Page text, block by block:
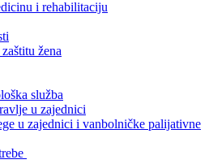
i rehabilitaciju
žena
služba
u zajednici
u zajednici i vanbolničke palijativne